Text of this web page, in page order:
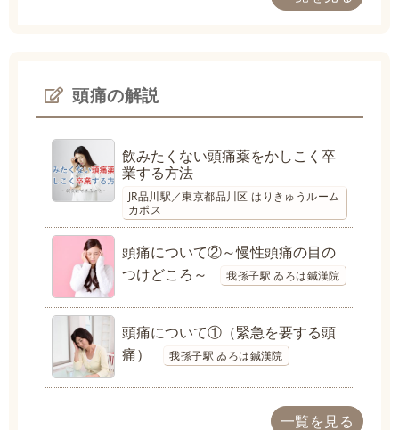
頭痛の解説
飲みたくない頭痛薬をかしこく卒
業する方法
JR品川駅／東京都品川区 はりきゅうルーム
カポス
頭痛について②～慢性頭痛の目の
つけどころ～
我孫子駅 ゐろは鍼漢院
頭痛について①（緊急を要する頭
痛）
我孫子駅 ゐろは鍼漢院
一覧を見る